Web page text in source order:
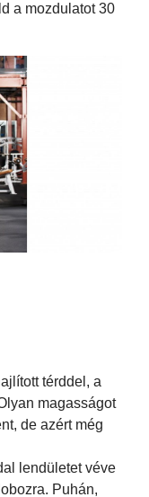
a mozdulatot 30
térddel, a
magasságot
de azért még
lendületet véve
Puhán,